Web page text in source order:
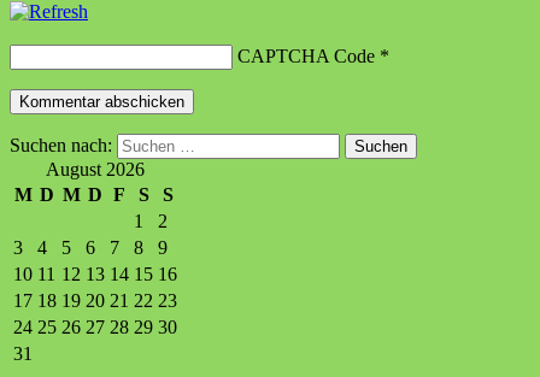
CAPTCHA Code *
Suchen nach:
August 2026
M D M D F S
S
1
2
3
4 5 6 7 8
9
10 11 12 13 14 15 16
17 18 19 20 21 22 23
24 25 26 27 28 29 30
31